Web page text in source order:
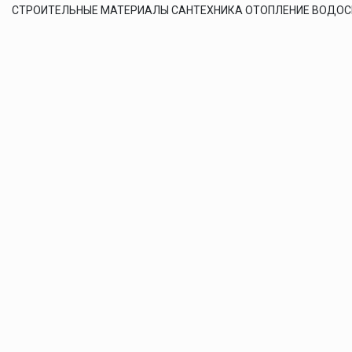
СТРОИТЕЛЬНЫЕ МАТЕРИАЛЫ САНТЕХНИКА ОТОПЛЕНИЕ